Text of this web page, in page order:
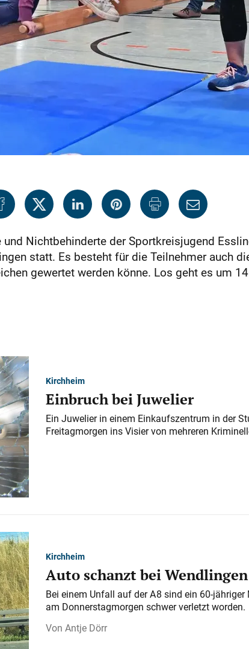
Nichtbehinderte der Sportkreisjugend
statt. Es besteht für die Teilnehmer auch
gewertet werden könne. Los geht es um 14
Kirchheim
Einbruch bei Juwelier
Ein Juwelier in einem Einkaufszentrum in der
Freitagmorgen ins Visier von mehreren
Kirchheim
Auto schanzt bei
Bei einem Unfall auf der A 8 sind ein 60-
am Donnerstagmorgen schwer verletzt worden.
Antje Dörr